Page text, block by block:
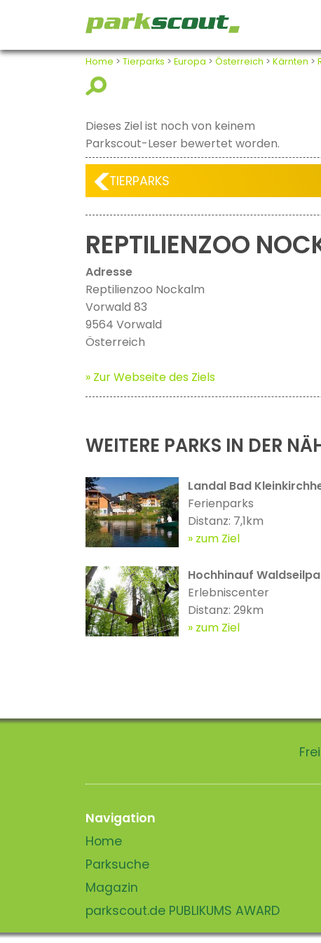
Home > Tierparks > Europa > Österreich > Kärnten >
Dieses Ziel ist noch von keinem
Parkscout-Leser bewertet worden.
TIERPARKS
REPTILIENZOO
Adresse
Reptilienzoo Nockalm
Vorwald 83
9564 Vorwald
Österreich
» Zur Webseite des Ziels
WEITERE PARKS IN DER
Landal Bad
Ferienparks
Distanz: 7,1km
zum Ziel
Hochhinauf
Erlebniscenter
Distanz: 29km
zum Ziel
Navigation
Home
Parksuche
Magazin
parkscout.de PUBLIKUMS AWARD